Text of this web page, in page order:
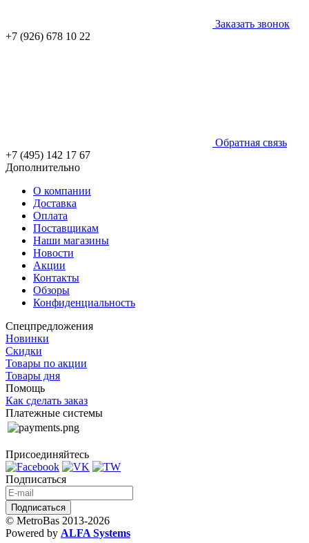
Заказать звонок
+7 (926) 678 10 22
Обратная связь
+7 (495) 142 17 67
Дополнительно
О компании
Доставка
Оплата
Поставщикам
Наши магазины
Новости
Акции
Контакты
Обзоры
Конфиденциальность
Спецпредложения
Новинки
Скидки
Товары по акции
Товары дня
Помощь
Как сделать заказ
Платежные системы
Присоединяйтесь
Подписаться
© MetroBas 2013-2026
Powered by ALFA Systems